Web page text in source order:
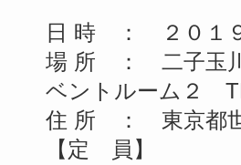
日 時 ： ２０１９
場 所 ： 二子玉川
ベントルーム２
住 所 ： 東京都世
【定 員】